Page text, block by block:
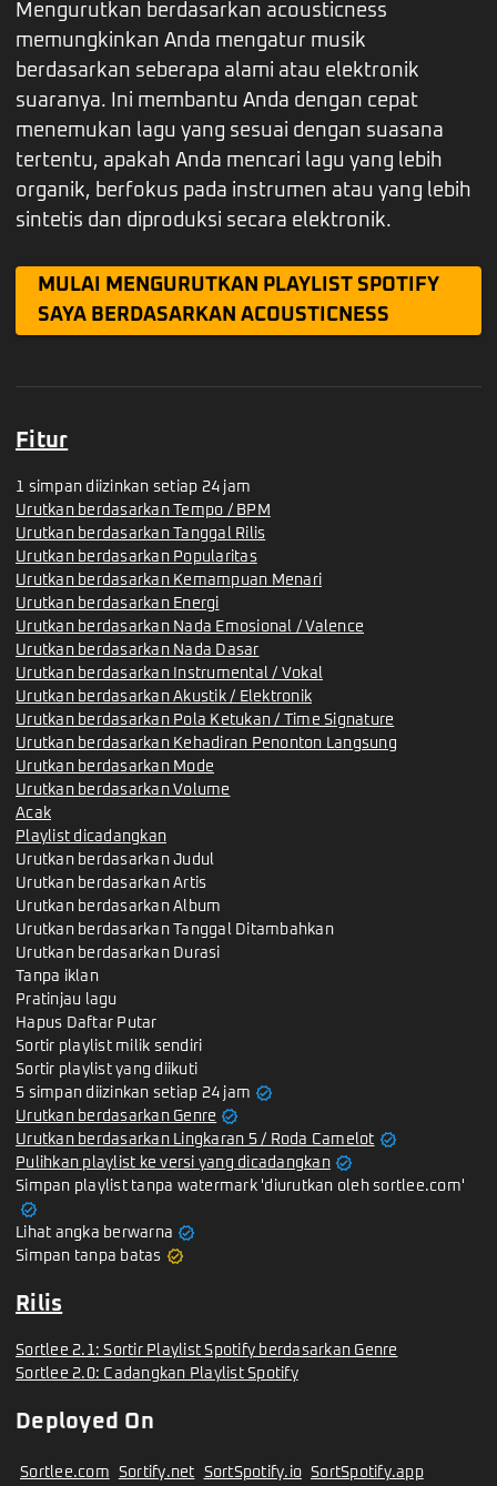
Mengurutkan berdasarkan acousticness
memungkinkan Anda mengatur musik
berdasarkan seberapa alami atau elektronik
suaranya. Ini membantu Anda dengan cepat
menemukan lagu yang sesuai dengan suasana
tertentu, apakah Anda mencari lagu yang lebih
organik, berfokus pada instrumen atau yang lebih
sintetis dan diproduksi secara elektronik.
MULAI MENGURUTKAN PLAYLIST SPOTIFY
SAYA BERDASARKAN ACOUSTICNESS
Fitur
1 simpan diizinkan setiap 24 jam
Urutkan berdasarkan Tempo / BPM
Urutkan berdasarkan Tanggal Rilis
Urutkan berdasarkan Popularitas
Urutkan berdasarkan Kemampuan Menari
Urutkan berdasarkan Energi
Urutkan berdasarkan Nada Emosional / Valence
Urutkan berdasarkan Nada Dasar
Urutkan berdasarkan Instrumental / Vokal
Urutkan berdasarkan Akustik / Elektronik
Urutkan berdasarkan Pola Ketukan / Time Signature
Urutkan berdasarkan Kehadiran Penonton Langsung
Urutkan berdasarkan Mode
Urutkan berdasarkan Volume
Acak
Playlist dicadangkan
Urutkan berdasarkan Judul
Urutkan berdasarkan Artis
Urutkan berdasarkan Album
Urutkan berdasarkan Tanggal Ditambahkan
Urutkan berdasarkan Durasi
Tanpa iklan
Pratinjau lagu
Hapus Daftar Putar
Sortir playlist milik sendiri
Sortir playlist yang diikuti
5 simpan diizinkan setiap 24 jam verified
Urutkan berdasarkan Genre verified
Urutkan berdasarkan Lingkaran 5 / Roda Camelot verified
Pulihkan playlist ke versi yang dicadangkan verified
Simpan playlist tanpa watermark 'diurutkan oleh sortlee.com'
verified
Lihat angka berwarna verified
Simpan tanpa batas verified
Rilis
Sortlee 2.1: Sortir Playlist Spotify berdasarkan Genre
Sortlee 2.0: Cadangkan Playlist Spotify
Deployed On
Sortlee.com Sortify.net SortSpotify.io SortSpotify.app